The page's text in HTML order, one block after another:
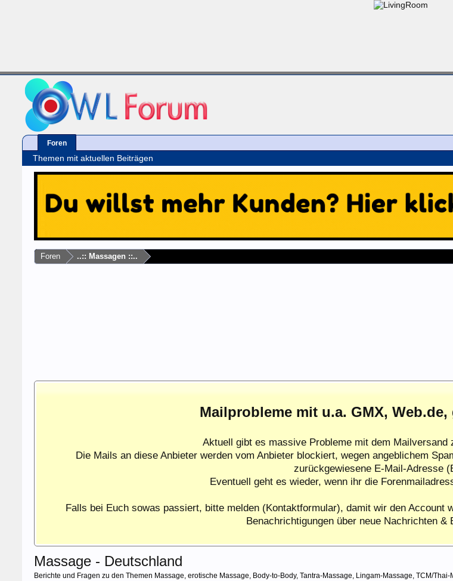
Foren ..:: Massagen ::..
Mailprobleme mit u.a. GMX,
Aktuell gibt es massive Probleme mit dem Mailversand
Die Mails an diese Anbieter werden vom Anbieter blockiert, wegen angeblichem
zurückgewiesene E-Mail-Adresse
Eventuell geht es wieder, wenn ihr die
Falls bei Euch sowas passiert, bitte melden (Kontaktformular), damit wir den Account
Benachrichtigungen über neue Nachrichten &
Massage - Deutschland
Berichte und Fragen zu den Themen Massage, erotische Massage, Body-to-Body, Tantra-Massage, Lingam-Massage, TCM/
Foren
Themen mit aktuellen Beiträgen